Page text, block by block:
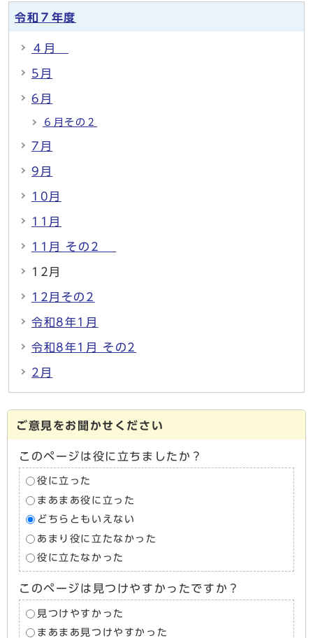
令和７年度
４月
5月
6月
６月その２
7月
9月
10月
11月
11月 その2
12月
12月その2
令和8年1月
令和8年1月 その2
2月
ご意見をお聞かせください
このページは役に立ちましたか？
役に立った
まあまあ役に立った
どちらともいえない
あまり役に立たなかった
役に立たなかった
このページは見つけやすかったですか？
見つけやすかった
まあまあ見つけやすかった